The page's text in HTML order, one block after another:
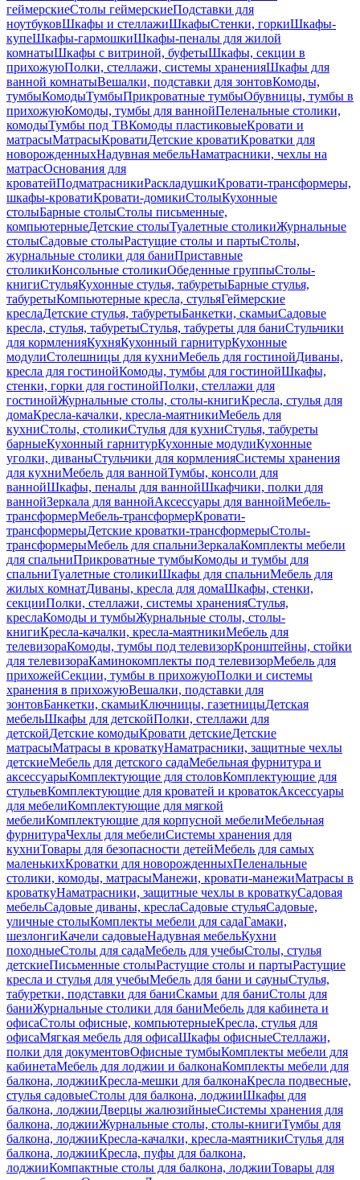
геймерскиеСтолы геймерскиеПодставки для
ноутбуковШкафы и стеллажиШкафыСтенки, горкиШкафы-
купеШкафы-гармошкиШкафы-пеналы для жилой
комнатыШкафы с витриной, буфетыШкафы, секции в
прихожуюПолки, стеллажи, системы храненияШкафы для
ванной комнатыВешалки, подставки для зонтовКомоды,
тумбыКомодыТумбыПрикроватные тумбыОбувницы, тумбы в
прихожуюКомоды, тумбы для ваннойПеленальные столики,
комодыТумбы под ТВКомоды пластиковыеКровати и
матрасыМатрасыКроватиДетские кроватиКроватки для
новорожденныхНадувная мебельНаматрасники, чехлы на
матрасОснования для
кроватейПодматрасникиРаскладушкиКровати-трансформеры,
шкафы-кроватиКровати-домикиСтолыКухонные
столыБарные столыСтолы письменные,
компьютерныеДетские столыТуалетные столикиЖурнальные
столыСадовые столыРастущие столы и партыСтолы,
журнальные столики для баниПриставные
столикиКонсольные столикиОбеденные группыСтолы-
книгиСтульяКухонные стулья, табуретыБарные стулья,
табуретыКомпьютерные кресла, стульяГеймерские
креслаДетские стулья, табуретыБанкетки, скамьиСадовые
кресла, стулья, табуретыСтулья, табуреты для баниСтульчики
для кормленияКухняКухонный гарнитурКухонные
модулиСтолешницы для кухниМебель для гостинойДиваны,
кресла для гостинойКомоды, тумбы для гостинойШкафы,
стенки, горки для гостинойПолки, стеллажи для
гостинойЖурнальные столы, столы-книгиКресла, стулья для
домаКресла-качалки, кресла-маятникиМебель для
кухниСтолы, столикиСтулья для кухниСтулья, табуреты
барныеКухонный гарнитурКухонные модулиКухонные
уголки, диваныСтульчики для кормленияСистемы хранения
для кухниМебель для ваннойТумбы, консоли для
ваннойШкафы, пеналы для ваннойШкафчики, полки для
ваннойЗеркала для ваннойАксессуары для ваннойМебель-
трансформерМебель-трансформерКровати-
трансформерыДетские кроватки-трансформерыСтолы-
трансформерыМебель для спальниЗеркалаКомплекты мебели
для спальниПрикроватные тумбыКомоды и тумбы для
спальниТуалетные столикиШкафы для спальниМебель для
жилых комнатДиваны, кресла для домаШкафы, стенки,
секцииПолки, стеллажи, системы храненияСтулья,
креслаКомоды и тумбыЖурнальные столы, столы-
книгиКресла-качалки, кресла-маятникиМебель для
телевизораКомоды, тумбы под телевизорКронштейны, стойки
для телевизораКаминокомплекты под телевизорМебель для
прихожейСекции, тумбы в прихожуюПолки и системы
хранения в прихожуюВешалки, подставки для
зонтовБанкетки, скамьиКлючницы, газетницыДетская
мебельШкафы для детскойПолки, стеллажи для
детскойДетские комодыКровати детскиеДетские
матрасыМатрасы в кроваткуНаматрасники, защитные чехлы
детскиеМебель для детского садаМебельная фурнитура и
аксессуарыКомплектующие для столовКомплектующие для
стульевКомплектующие для кроватей и кроватокАксессуары
для мебелиКомплектующие для мягкой
мебелиКомплектующие для корпусной мебелиМебельная
фурнитураЧехлы для мебелиСистемы хранения для
кухниТовары для безопасности детейМебель для самых
маленькихКроватки для новорожденныхПеленальные
столики, комоды, матрасыМанежи, кровати-манежиМатрасы в
кроваткуНаматрасники, защитные чехлы в кроваткуСадовая
мебельСадовые диваны, креслаСадовые стульяСадовые,
уличные столыКомплекты мебели для садаГамаки,
шезлонгиКачели садовыеНадувная мебельКухни
походныеСтолы для садаМебель для учебыСтолы, стулья
детскиеПисьменные столыРастущие столы и партыРастущие
кресла и стулья для учебыМебель для бани и сауныСтулья,
табуретки, подставки для баниСкамьи для баниСтолы для
баниЖурнальные столики для баниМебель для кабинета и
офисаСтолы офисные, компьютерныеКресла, стулья для
офисаМягкая мебель для офисаШкафы офисныеСтеллажи,
полки для документовОфисные тумбыКомплекты мебели для
кабинетаМебель для лоджии и балконаКомплекты мебели для
балкона, лоджииКресла-мешки для балконаКресла подвесные,
стулья садовыеСтолы для балкона, лоджииШкафы для
балкона, лоджииДверцы жалюзийныеСистемы хранения для
балкона, лоджииЖурнальные столы, столы-книгиТумбы для
балкона, лоджииКресла-качалки, кресла-маятникиСтулья для
балкона, лоджииКресла, пуфы для балкона,
лоджииКомпактные столы для балкона, лоджииТовары для